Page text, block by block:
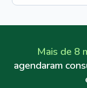
Mais de 8
agendaram